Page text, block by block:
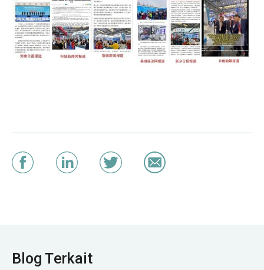
Blog Terkait